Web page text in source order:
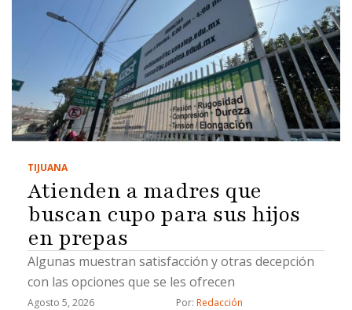
TIJUANA
Atienden a madres que
buscan cupo para sus hijos
en prepas
Algunas muestran satisfacción y otras decepción
con las opciones que se les ofrecen
Agosto 5, 2026 Por: Redacción